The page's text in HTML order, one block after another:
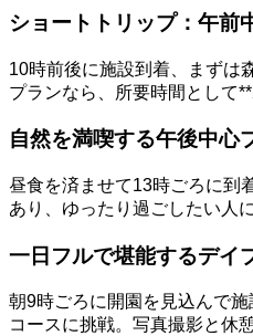
ショートトリップ：午前
10時前後に施設到着、まずは
プランなら、所要時間として
自然を満喫する午後中心
昼食を済ませて13時ごろに到
あり、ゆったり過ごしたい人
一日フルで堪能するデイ
朝9時ごろに開園を見込んで
コースに挑戦。写真撮影と休